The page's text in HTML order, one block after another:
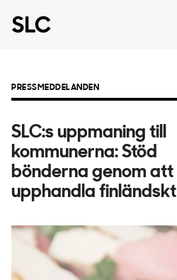
PRESSMEDDELANDEN
SLC:s uppmaning till
kommunerna: Stöd
bönderna genom att
upphandla finländskt